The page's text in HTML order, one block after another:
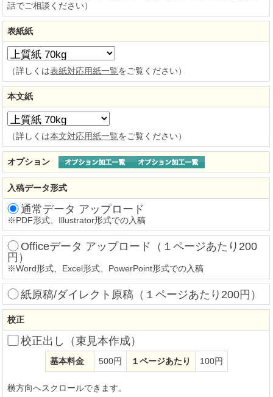
話でご相談ください）
表紙紙
（詳しくは表紙対応用紙一覧をご覧ください）
本文紙
（詳しくは本文対応用紙一覧をご覧ください）
オプション
入稿データ形式
通常データ アップロード
※PDF形式、Illustrator形式での入稿
Officeデータ アップロード（１ページあたり200
円）
※Word形式、Excel形式、PowerPoint形式での入稿
紙原稿/ダイレクト原稿（１ページあたり200円）
校正
校正出し（束見本作成）
基本料金 500円 １ページあたり 100円
横方向へスクロールできます。